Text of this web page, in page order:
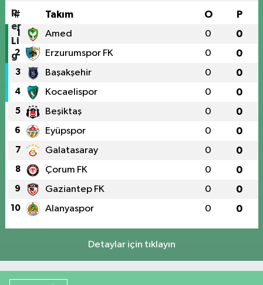
# Takım O P
1 Amed 0 0
2 Erzurumspor FK 0 0
3 Başakşehir 0 0
4 Kocaelispor 0 0
5 Beşiktaş 0 0
6 Eyüpspor 0 0
7 Galatasaray 0 0
8 Çorum FK 0 0
9 Gaziantep FK 0 0
10 Alanyaspor 0 0
Detaylar için tıklayın